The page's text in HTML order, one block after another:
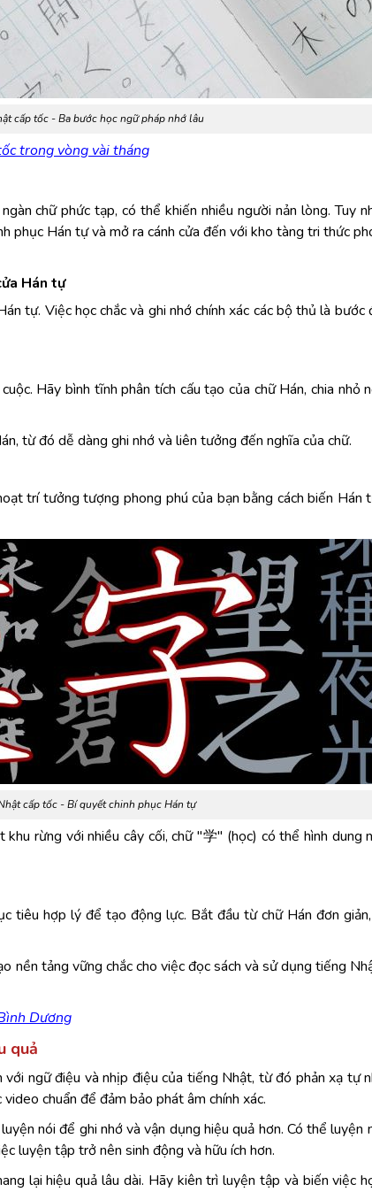
cấp tốc - Ba bước học ngữ pháp nhớ lâu
trong vòng vài tháng
chữ phức tạp, có thể khiến nhiều người nản lòng. Tuy
phục Hán tự và mở ra cánh cửa đến với kho tàng tri thức
Hán tự
tự. Việc học chắc và ghi nhớ chính xác các bộ thủ là bước
Hãy bình tĩnh phân tích cấu tạo của chữ Hán, chia nhỏ
từ đó dễ dàng ghi nhớ và liên tưởng đến nghĩa của chữ.
trí tưởng tượng phong phú của bạn bằng cách biến Hán
cấp tốc - Bí quyết chinh phục Hán tự
rừng với nhiều cây cối, chữ "学" (học) có thể hình dung
tiêu hợp lý để tạo động lực. Bắt đầu từ chữ Hán đơn
nền tảng vững chắc cho việc đọc sách và sử dụng tiếng
Dương
quả
ngữ điệu và nhịp điệu của tiếng Nhật, từ đó phản xạ tự
chuẩn để đảm bảo phát âm chính xác.
nói để ghi nhớ và vận dụng hiệu quả hơn. Có thể luyện
luyện tập trở nên sinh động và hữu ích hơn.
lại hiệu quả lâu dài. Hãy kiên trì luyện tập và biến việc